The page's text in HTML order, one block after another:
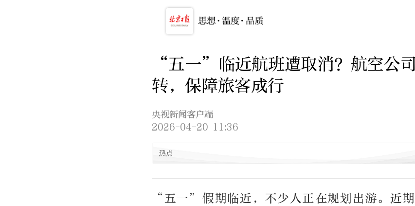
“五一”临近航班遭取消？航空公
转，保障旅客成行
央视新闻客户端
2026-04-20 11:36
热点
“五一”假期临近，不少人正在规划出游。近